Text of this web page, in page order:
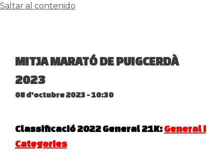
Saltar al contenido
MITJA MARATÓ DE PUIGCERDÀ
2023
08 d'octubre 2023 - 10:30
Classificació 2022 General 21K:Generali
Categories